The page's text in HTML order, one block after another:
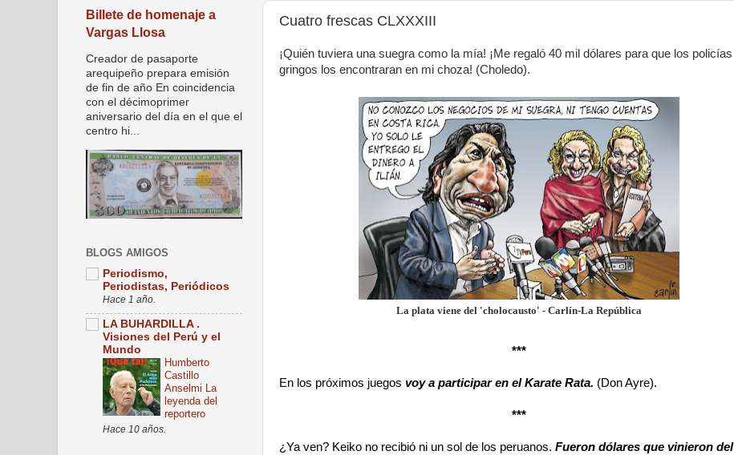
Cuatro frescas CLXXXIII
¡Quién tuviera una suegra como la mía! ¡Me regaló 40 mil dólares para que los policías
gringos los encontraran en mi choza! (Choledo).
La plata viene del 'cholocausto' - Carlín-La República
***
En los próximos juegos voy a participar en el Karate Rata. (Don Ayre).
***
¿Ya ven? Keiko no recibió ni un sol de los peruanos. Fueron dólares que vinieron del
Billete de homenaje a
Vargas Llosa
Creador de pasaporte
arequipeño prepara emisión
de fin de año En coincidencia
con el décimoprimer
aniversario del día en el que el
centro hi...
BLOGS AMIGOS
Periodismo,
Periodistas, Periódicos
Hace 1 año.
LA BUHARDILLA .
Visiones del Perú y el
Mundo
Humberto
Castillo
Anselmi La
leyenda del
reportero
Hace 10 años.